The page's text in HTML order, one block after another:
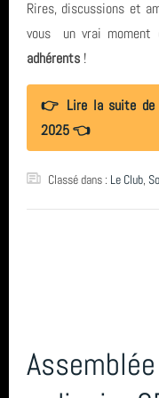
Rires, discussions et
vous un vrai moment
adhérents !
👉 Lire la suite de
2025 👈
Classé dans : Le Club